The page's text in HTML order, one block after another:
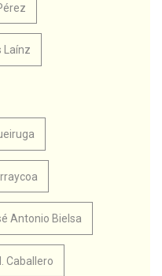
Laínz
Antonio Bielsa
I. Caballero